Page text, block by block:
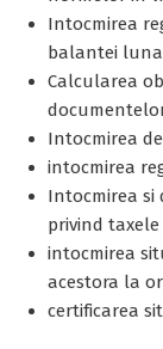
Intocmirea
balantei
Calcularea
Intocmirea
intocmirea
Intocmirea si
privind taxele
intocmirea
acestora la
certificarea